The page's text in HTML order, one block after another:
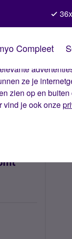
wij ervoor dat
ze je
zien op en
vind je ook onze
Compleet